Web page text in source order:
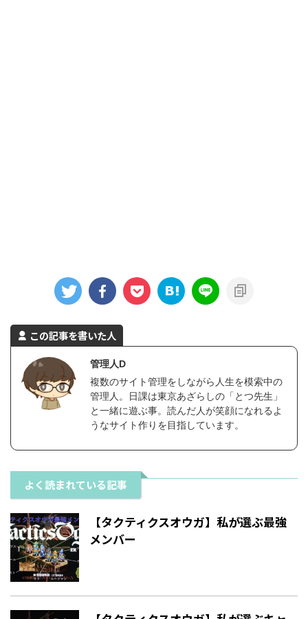
この記事を書いた人
管理人D
複数のサイト管理をしながら人生を模索中の
管理人。日課は東京あざらしの「とつ先生」
と一緒に遊ぶ事。読んだ人が笑顔になれるよ
うなサイト作りを目指しています。
よく読まれている記事
【タクティクスオウガ】私が選ぶ最強
メンバー